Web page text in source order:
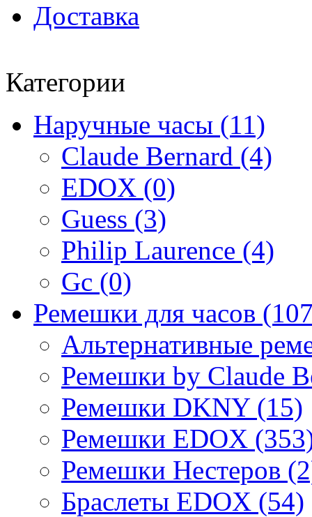
Доставка
Категории
Наручные часы (11)
Claude Bernard (4)
EDOX (0)
Guess (3)
Philip Laurence (4)
Gc (0)
Ремешки для часов
Альтернативные
Ремешки by Claude
Ремешки DKNY (15)
Ремешки EDOX
Ремешки Нестеров
Браслеты EDOX (54)